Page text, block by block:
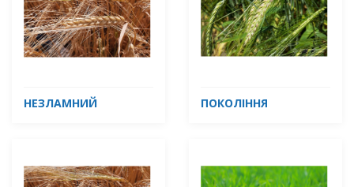
НЕЗЛАМНИЙ ПОКОЛІННЯ